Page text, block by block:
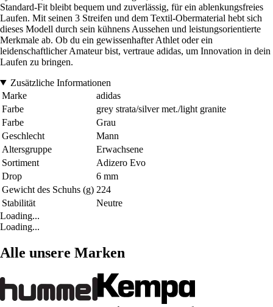
Standard-Fit bleibt bequem und zuverlässig, für ein ablenkungsfreies
Laufen. Mit seinen 3 Streifen und dem Textil-Obermaterial hebt sich
dieses Modell durch sein kühnens Aussehen und leistungsorientierte
Merkmale ab. Ob du ein gewissenhafter Athlet oder ein
leidenschaftlicher Amateur bist, vertraue adidas, um Innovation in dein
Laufen zu bringen.
Zusätzliche Informationen
Marke
adidas
Farbe
grey strata/silver met./light granite
Farbe
Grau
Geschlecht
Mann
Altersgruppe
Erwachsene
Sortiment
Adizero Evo
Drop
6 mm
Gewicht des Schuhs (g) 224
Stabilität
Neutre
Loading...
Loading...
Alle unsere Marken